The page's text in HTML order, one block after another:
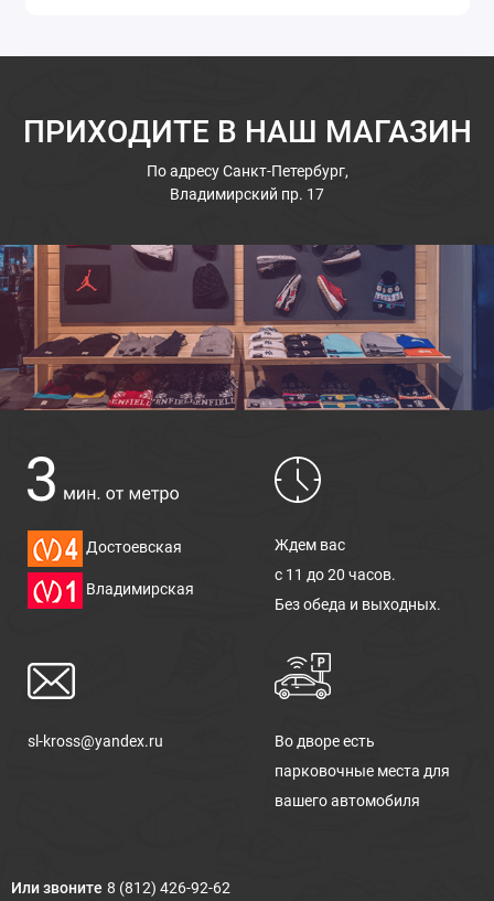
ПРИХОДИТЕ В НАШ МАГАЗИН
По адресуСанкт-Петербург,
Владимирский пр. 17
Достоевская
Владимирская
Ждем вас
с 11 до 20 часов.
Без обеда и выходных.
sl-kross@yandex.ru
Во дворе есть
парковочные места для
вашего автомобиля
Или звоните 8 (812) 426-92-62